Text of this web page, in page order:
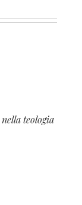
teologia